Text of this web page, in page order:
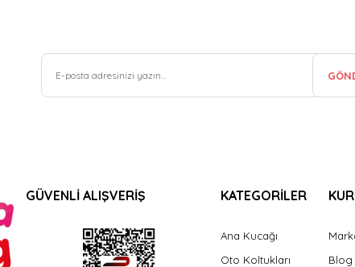
GÜVENLİ ALIŞVERİŞ KATEGORİLER
Ana Kucağı
Oto Koltukları
Blog